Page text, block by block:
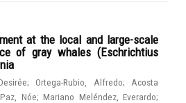
at the local and large-scale
of gray whales (Eschrichtius
;Ortega-Rubio, Alfredo; Acosta
Nóe; Mariano Meléndez, Everardo;